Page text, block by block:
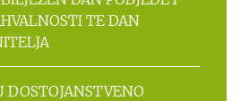
TE DAN
DOSTOJANSTVENO